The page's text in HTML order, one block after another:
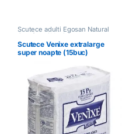
Scutece adulti Egosan Natural
Comfort și Venixe
Scutece Venixe extralarge
super noapte (15buc)